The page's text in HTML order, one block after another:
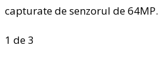
capturate de senzorul de 64MP.
1 de 3